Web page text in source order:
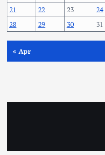
21
22 23 24
28
29 30 31
« Apr